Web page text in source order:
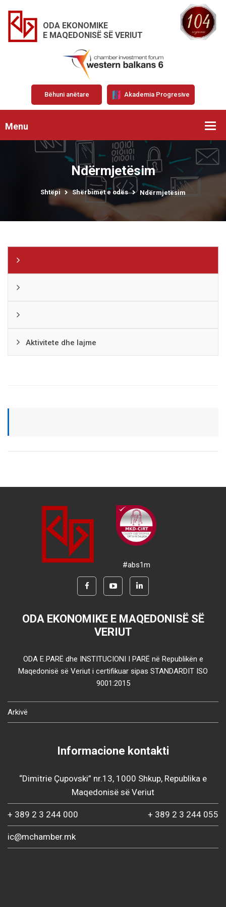
ODA EKONOMIKE
E MAQEDONISË SË VERIUT
Bëhuni anëtare Akademia Progresive
Menu
Ndërmjetësim
Shtëpi Shërbimet e odës Ndërmjetësim
Aktivitete dhe lajme
#abs1m
ODA EKONOMIKE E MAQEDONISË SË
VERIUT
ODA E PARË dhe INSTITUCIONI I PARË në Republikën e
Maqedonisë së Veriut i certifikuar sipas STANDARDIT ISO
9001:2015
Arkivë
Informacione kontakti
“Dimitrie Çupovski” nr.13, 1000 Shkup, Republika e
Maqedonisë së Veriut
+ 389 2 3 244 000 + 389 2 3 244 055
ic@mchamber.mk